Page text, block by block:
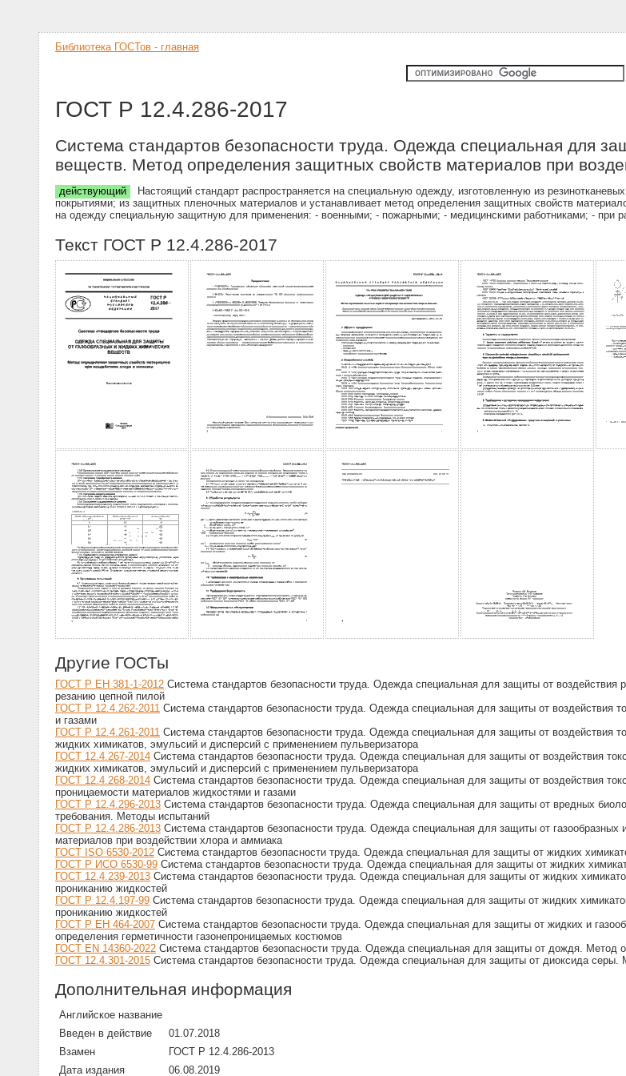
Библиотека ГОСТов - главная
ГОСТ Р 12.4.286-2017
Система стандартов безопасности труда. Одежда специальная для
веществ. Метод определения защитных свойств материалов при
действующий
Настоящий стандарт распространяется на специальную одежду, изготовленную из
покрытиями; из защитных пленочных материалов и устанавливает метод определения защитных свойств
на одежду специальную защитную для применения: - военными; - пожарными; - медицинскими работниками; - при
Текст ГОСТ Р 12.4.286-2017
Другие ГОСТы
ГОСТ Р ЕН 381-1-2012 Система стандартов безопасности труда. Одежда специальная для защиты от воздействия
резанию цепной пилой
ГОСТ Р 12.4.262-2011 Система стандартов безопасности труда. Одежда специальная для защиты от
и газами
ГОСТ Р 12.4.261-2011 Система стандартов безопасности труда. Одежда специальная для защиты от воздействия
жидких химикатов, эмульсий и дисперсий с применением пульверизатора
ГОСТ 12.4.267-2014 Система стандартов безопасности труда. Одежда специальная для защиты от воздействия
жидких химикатов, эмульсий и дисперсий с применением пульверизатора
ГОСТ 12.4.268-2014 Система стандартов безопасности труда. Одежда специальная для защиты от воздействия
проницаемости материалов жидкостями и газами
ГОСТ Р 12.4.296-2013 Система стандартов безопасности труда. Одежда специальная для защиты от вредных
требования. Методы испытаний
ГОСТ Р 12.4.286-2013 Система стандартов безопасности труда. Одежда специальная для защиты от
материалов при воздействии хлора и аммиака
ГОСТ ISO 6530-2012 Система стандартов безопасности труда. Одежда специальная для защиты от жидких
ГОСТ Р ИСО 6530-99 Система стандартов безопасности труда. Одежда специальная для защиты от жидких
ГОСТ 12.4.239-2013 Система стандартов безопасности труда. Одежда специальная для защиты от жидких
прониканию жидкостей
ГОСТ Р 12.4.197-99 Система стандартов безопасности труда. Одежда специальная для защиты от жидких
прониканию жидкостей
ГОСТ Р ЕН 464-2007 Система стандартов безопасности труда. Одежда специальная для защиты от жидких и
определения герметичности газонепроницаемых костюмов
ГОСТ EN 14360-2022 Система стандартов безопасности труда. Одежда специальная для защиты от дождя. Метод
ГОСТ 12.4.301-2015 Система стандартов безопасности труда. Одежда специальная для защиты от диоксида
Дополнительная информация
Английское название
Введен в действие
01.07.2018
Взамен
ГОСТ Р 12.4.286-2013
Дата издания
06.08.2019